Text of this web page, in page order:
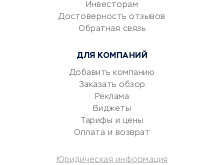
документооборот
Юридические компании
Аудиторские компании
Бухгалтерия онлайн
Инвесторам
Достоверность отзывов
Обратная связь
ДЛЯ КОМПАНИЙ
Добавить компанию
Заказать обзор
Реклама
Виджеты
Тарифы и цены
Оплата и возврат
Юридическая информация